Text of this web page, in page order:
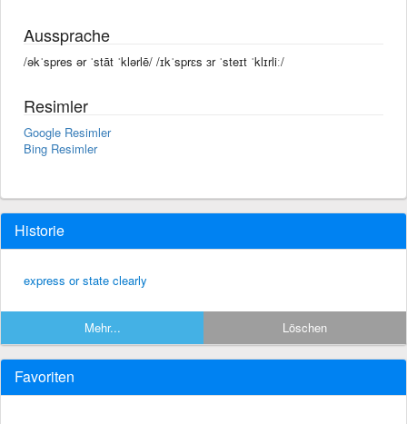
Aussprache
/əkˈspres ər ˈstāt ˈklərlē/ /ɪkˈsprɛs ɜr ˈsteɪt ˈklɪrliː/
Resimler
Google Resimler
Bing Resimler
Historie
express or state clearly
Mehr... Löschen
Favoriten